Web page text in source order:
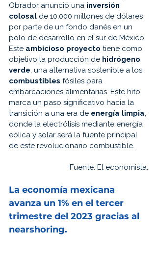
Obrador anunció una inversión
colosal de 10,000 millones de dólares
por parte de un fondo danés en un
polo de desarrollo en el sur de México.
Este ambicioso proyecto tiene como
objetivo la producción de hidrógeno
verde, una alternativa sostenible a los
combustibles fósiles para
embarcaciones alimentarias. Este hito
marca un paso significativo hacia la
transición a una era de energía limpia,
donde la electrólisis mediante energía
eólica y solar será la fuente principal
de este revolucionario combustible.
Fuente: El economista.
La economía mexicana
avanza un 1% en el tercer
trimestre del 2023 gracias al
nearshoring.